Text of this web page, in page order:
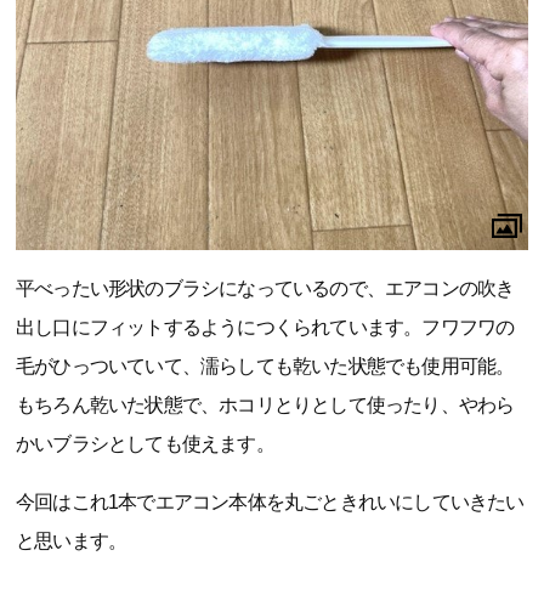
平べったい形状のブラシになっているので、エアコンの吹き
出し口にフィットするようにつくられています。フワフワの
毛がひっついていて、濡らしても乾いた状態でも使用可能。
もちろん乾いた状態で、ホコリとりとして使ったり、やわら
かいブラシとしても使えます。
今回はこれ1本でエアコン本体を丸ごときれいにしていきたい
と思います。